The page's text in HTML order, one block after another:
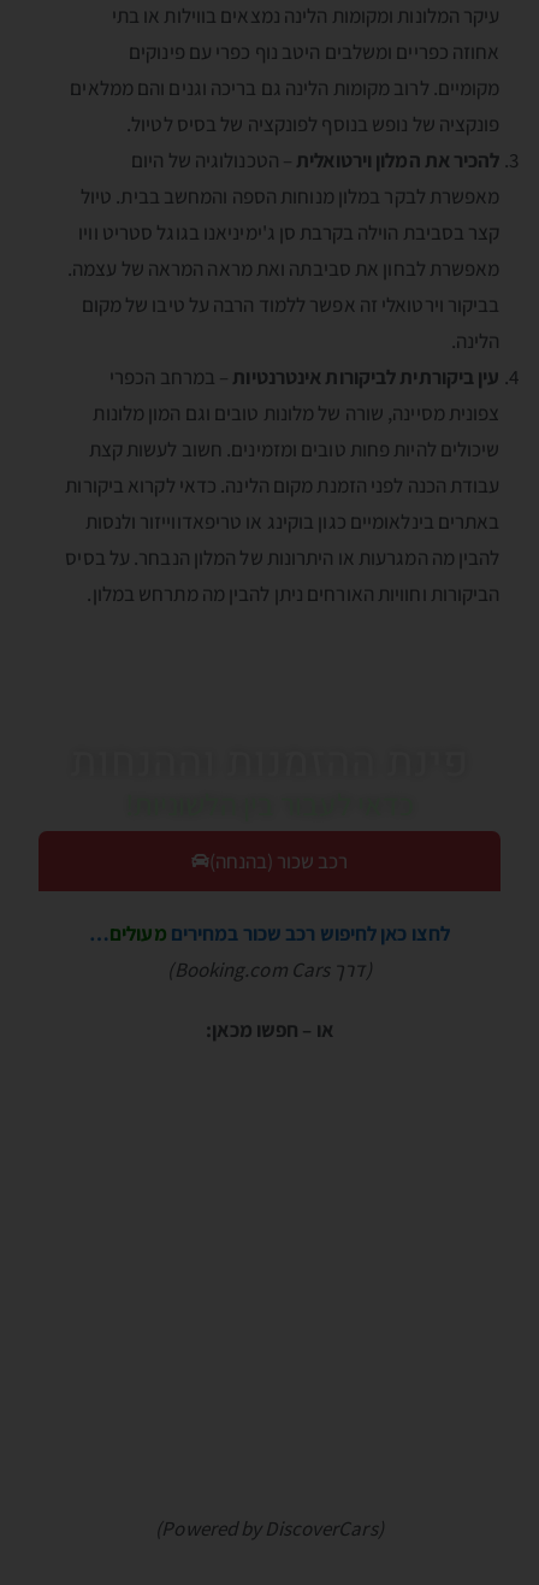
עיקר המלונות ומקומות הלינה נמצאים בווילות או בתי
אחוזה כפריים ומשלבים היטב נוף כפרי עם פינוקים
מקומיים. לרוב מקומות הלינה גם בריכה וגנים והם ממלאים
פונקציה של נופש בנוסף לפונקציה של בסיס לטיול.
להכיר את המלון וירטואלית – הטכנולוגיה של היום
מאפשרת לבקר במלון מנוחות הספה והמחשב בבית. טיול
קצר בסביבת הוילה בקרבת סן ג'ימיניאנו בגוגל סטריט וויו
מאפשרת לבחון את סביבתה ואת מראה המראה של עצמה.
בביקור וירטואלי זה אפשר ללמוד הרבה על טיבו של מקום
הלינה.
עין ביקורתית לביקורות אינטרנטיות – במרחב הכפרי
צפונית מסיינה, שורה של מלונות טובים וגם המון מלונות
שיכולים להיות פחות טובים ומזמינים. חשוב לעשות קצת
עבודת הכנה לפני הזמנת מקום הלינה. כדאי לקרוא ביקורות
באתרים בינלאומיים כגון בוקינג או טריפאדווייזור ולנסות
להבין מה המגרעות או היתרונות של המלון הנבחר. על בסיס
הביקורות וחוויות האורחים ניתן להבין מה מתרחש במלון.
רכב שכור (בהנחה)
לחצו כאן לחיפוש רכב שכור במחירים מעולים…
(דרך Booking.com Cars)
או – חפשו מכאן:
(Powered by DiscoverCars)